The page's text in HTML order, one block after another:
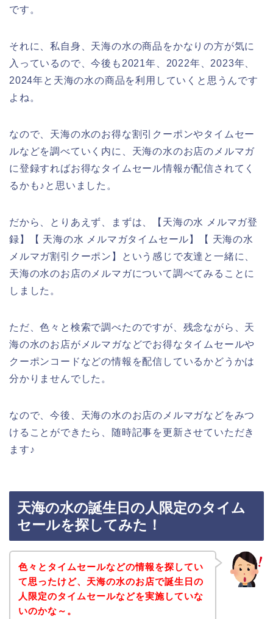
です。
それに、私自身、天海の水の商品をかなりの方が気に
入っているので、今後も2021年、2022年、2023年、
2024年と天海の水の商品を利用していくと思うんです
よね。
なので、天海の水のお得な割引クーポンやタイムセー
ルなどを調べていく内に、天海の水のお店のメルマガ
に登録すればお得なタイムセール情報が配信されてく
るかも♪と思いました。
だから、とりあえず、まずは、【天海の水 メルマガ登
録】【 天海の水 メルマガタイムセール】【 天海の水
メルマガ割引クーポン】という感じで友達と一緒に、
天海の水のお店のメルマガについて調べてみることに
しました。
ただ、色々と検索で調べたのですが、残念ながら、天
海の水のお店がメルマガなどでお得なタイムセールや
クーポンコードなどの情報を配信しているかどうかは
分かりませんでした。
なので、今後、天海の水のお店のメルマガなどをみつ
けることができたら、随時記事を更新させていただき
ます♪
天海の水の誕生日の人限定のタイム
セールを探してみた！
色々とタイムセールなどの情報を探してい
て思ったけど、天海の水のお店で誕生日の
人限定のタイムセールなどを実施していな
いのかな～。